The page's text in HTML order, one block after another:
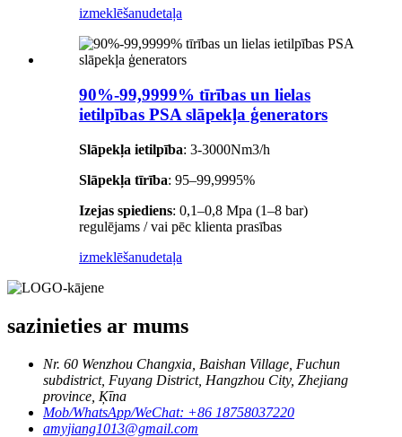
izmeklēšanudetaļa
90%-99,9999% tīrības un lielas
ietilpības PSA slāpekļa ģenerators
Slāpekļa ietilpība: 3-3000Nm3/h
Slāpekļa tīrība: 95–99,9995%
Izejas spiediens: 0,1–0,8 Mpa (1–8 bar)
regulējams / vai pēc klienta prasības
izmeklēšanudetaļa
sazinieties ar mums
Nr. 60 Wenzhou Changxia, Baishan Village, Fuchun
subdistrict, Fuyang District, Hangzhou City, Zhejiang
province, Ķīna
Mob/WhatsApp/WeChat: +86 18758037220
amyjiang1013@gmail.com